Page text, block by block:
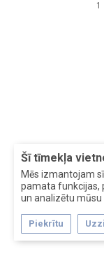
Šī tīmekļa
Mēs izmantojam
pamata funkcijas,
un analizētu mūsu
Piekrītu
1